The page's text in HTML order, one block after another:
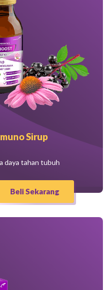
Sirup
daya tahan tubuh
Beli Sekarang